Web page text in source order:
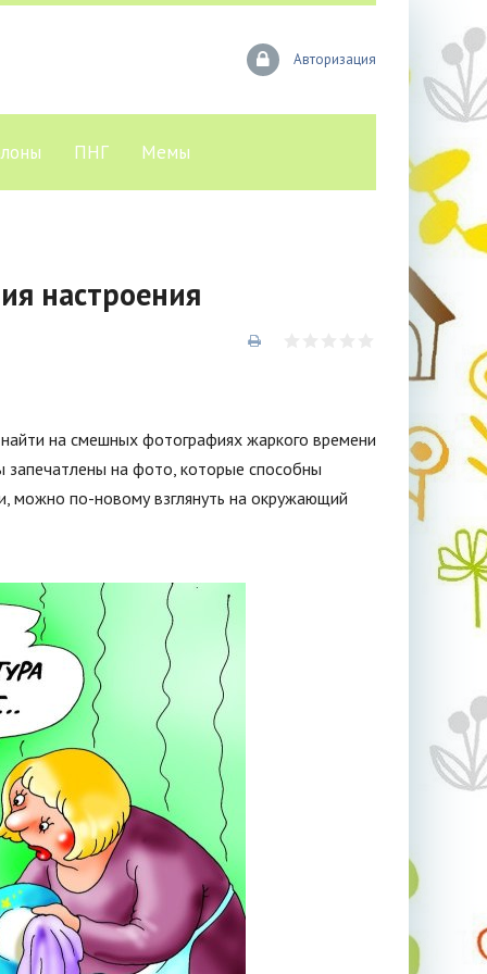
Авторизация
ПНГ Мемы
настроения
на смешных фотографиях жаркого времени
на фото, которые способны
можно по-новому взглянуть на окружающий